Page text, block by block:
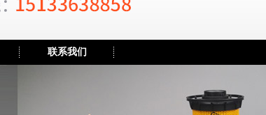
联系我们